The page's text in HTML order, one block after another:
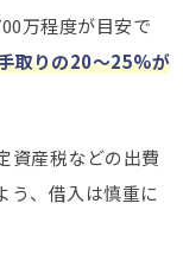
万程度が目安で
取りの20〜25%が
資産税などの出費
う、借入は慎重に